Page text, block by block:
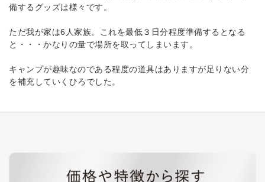
備するグッズは様々です。
ただ我が家は6人家族。これを最低３日分程度準備するとなる
と・・・かなりの量で場所を取ってしまいます。
キャンプが趣味なのである程度の道具はありますが足りない分
を補充していくひろでした。